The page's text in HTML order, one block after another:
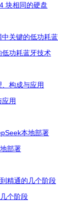
块相同的硬盘
功耗蓝牙技术
用
部署
个阶段